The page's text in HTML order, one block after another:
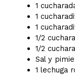
1
1
1
1/2
1/2
Sal y
1 lechuga